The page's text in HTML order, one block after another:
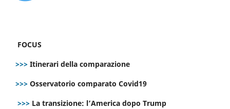
FOCUS
>>> Itinerari della comparazione
>>> Osservatorio comparato Covid19
>>> La transizione: l’America dopo Trump